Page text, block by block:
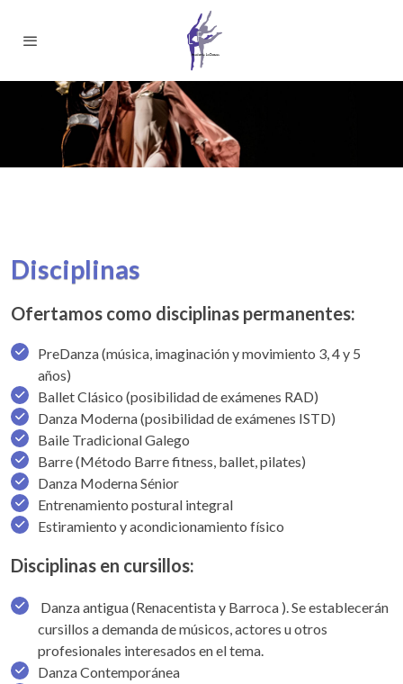
Disciplinas
Ofertamos como disciplinas permanentes:
PreDanza (música, imaginación y movimiento 3, 4 y 5
años)
Ballet Clásico (posibilidad de exámenes RAD)
Danza Moderna (posibilidad de exámenes ISTD)
Baile Tradicional Galego
Barre (Método Barre fitness, ballet, pilates)
Danza Moderna Sénior
Entrenamiento postural integral
Estiramiento y acondicionamiento físico
Disciplinas en cursillos:
Danza antigua (Renacentista y Barroca ). Se establecerán
cursillos a demanda de músicos, actores u otros
profesionales interesados en el tema.
Danza Contemporánea